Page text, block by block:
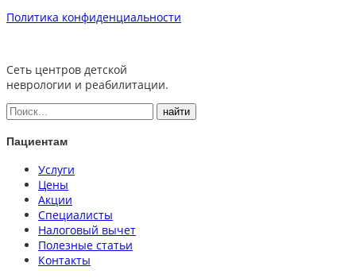
Политика конфиденциальности
Сеть центров детской
неврологии и реабилитации.
Пациентам
Услуги
Цены
Акции
Специалисты
Налоговый вычет
Полезные статьи
Контакты